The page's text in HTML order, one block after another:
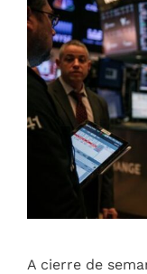
A cierre de